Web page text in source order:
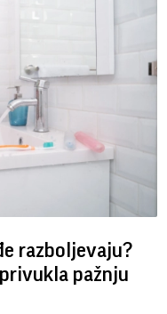
razboljevaju?
pažnju